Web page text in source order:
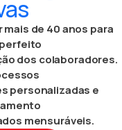
de 40 anos para
dos colaboradores.
personalizadas e
mensuráveis.